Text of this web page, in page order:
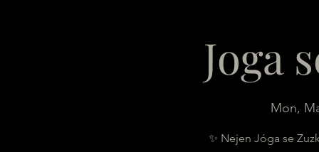
Joga
Mon,
✨ Nejen Jóga se